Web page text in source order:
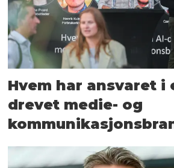
Hvem har ansvaret i
drevet medie- og